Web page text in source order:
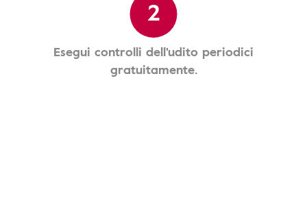
2
Esegui controlli dell'udito periodici
gratuitamente.